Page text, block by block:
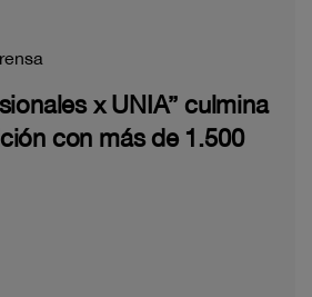
x UNIA” culmina
con más de 1.500